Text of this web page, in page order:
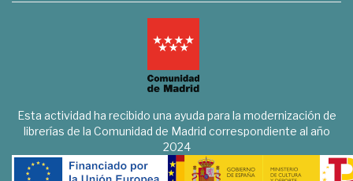
Esta actividad ha recibido una ayuda para la modernización de
librerías de la Comunidad de Madrid correspondiente al año
2024